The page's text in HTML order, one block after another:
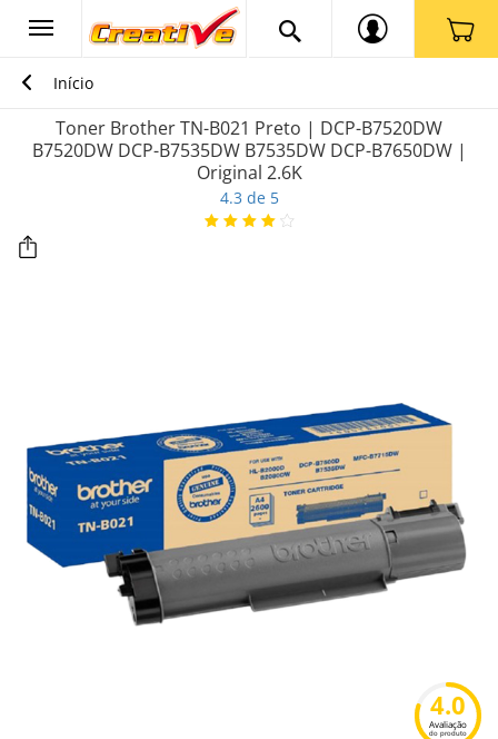
Início
Toner Brother TN-B021 Preto | DCP-B7520DW
B7520DW DCP-B7535DW B7535DW DCP-B7650DW |
Original 2.6K
4.3 de 5
4.0
Avaliação
do produto